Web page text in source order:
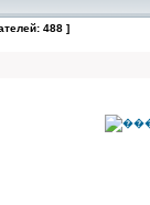
488 ]